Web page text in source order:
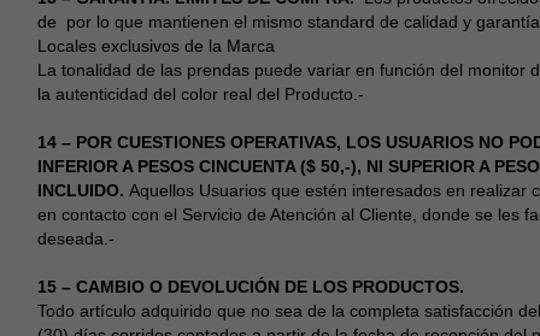
de por lo que mantienen el mismo standard de calidad y
Locales exclusivos de la Marca
La tonalidad de las prendas puede variar en función del monitor
la autenticidad del color real del Producto.-
14 – POR CUESTIONES OPERATIVAS, LOS USUARIOS NO
INFERIOR A PESOS CINCUENTA ($ 50,-), NI SUPERIOR A
INCLUIDO. Aquellos Usuarios que estén interesados en
en contacto con el Servicio de Atención al Cliente, donde se les
deseada.-
15 – CAMBIO O DEVOLUCIÓN DE LOS PRODUCTOS.
Todo artículo adquirido que no sea de la completa satisfacción